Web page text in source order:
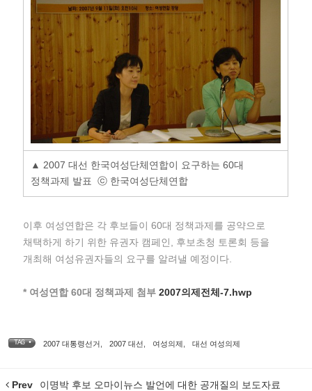
▲ 2007 대선 한국여성단체연합이 요구하는 60대
정책과제 발표 ⓒ 한국여성단체연합
이후 여성연합은 각 후보들이 60대 정책과제를 공약으로
채택하게 하기 위한 유권자 캠페인, 후보초청 토론회 등을
개최해 여성유권자들의 요구를 알려낼 예정이다.
* 여성연합 60대 정책과제 첨부2007의제전체-7.hwp
TAG • 2007 대통령선거 2007 대선 여성의제 대선 여성의제
Prev 이명박 후보 오마이뉴스 발언에 대한 공개질의 보도자료